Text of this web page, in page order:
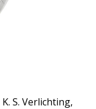
K. S. Verlichting,